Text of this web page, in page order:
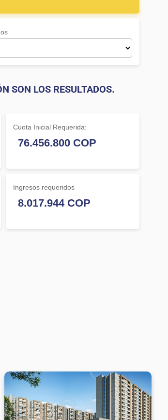
SON LOS RESULTADOS.
Cuota Inicial Requerida:
Ingresos requeridos